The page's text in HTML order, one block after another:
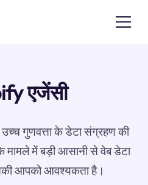
एजेंसी
गुणवत्ता के डेटा संग्रहण की
में बड़ी आसानी से वेब डेटा
आपको आवश्यकता है।